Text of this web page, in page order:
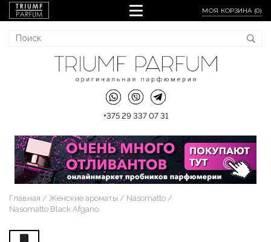
МОЯ КОРЗИНА (0)
+375 29 337 07 31
Главная Женские ароматы
Nasomatto
Nasomatto Black Afgano